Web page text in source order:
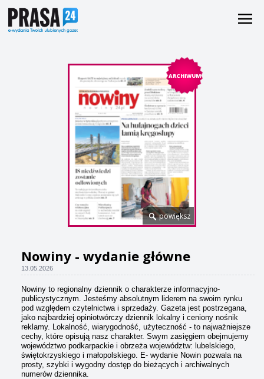
ARCHIWUM
powiększ
Nowiny - wydanie główne
13.05.2026
Nowiny to regionalny dziennik o charakterze informacyjno-
publicystycznym. Jesteśmy absolutnym liderem na swoim rynku
pod względem czytelnictwa i sprzedaży. Gazeta jest postrzegana,
jako najbardziej opiniotwórczy dziennik lokalny i ceniony nośnik
reklamy. Lokalność, wiarygodność, użyteczność - to najważniejsze
cechy, które opisują nasz charakter. Swym zasięgiem obejmujemy
województwo podkarpackie i obrzeża województw: lubelskiego,
świętokrzyskiego i małopolskiego. E- wydanie Nowin pozwala na
prosty, szybki i wygodny dostęp do bieżących i archiwalnych
numerów dziennika.